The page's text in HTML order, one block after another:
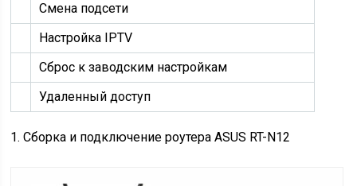
Смена подсети
Настройка IPTV
Сброс к заводским настройкам
Удаленный доступ
1. Сборка и подключение роутера ASUS RT-N12